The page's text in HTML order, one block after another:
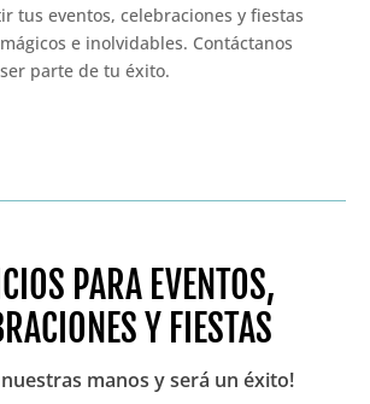
tus eventos, celebraciones y fiestas
e inolvidables. Contáctanos
parte de tu éxito.
PARA EVENTOS,
Y FIESTAS
nuestras manos y será un éxito!